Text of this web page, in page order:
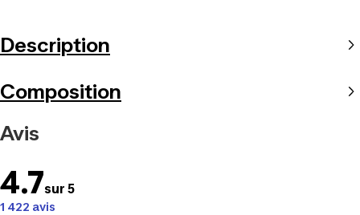
Description
Composition
Avis
4.7sur 5
1 422 avis